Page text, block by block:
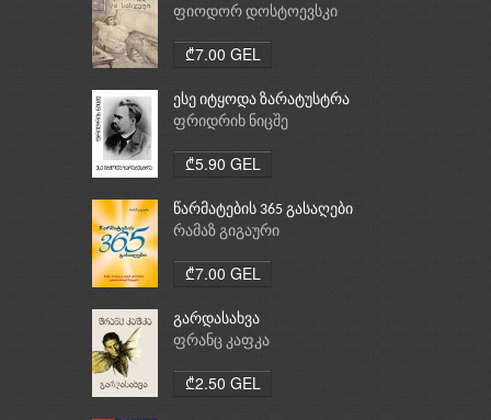
ფიოდორ დოსტოევსკი
₾7.00 GEL
ესე იტყოდა ზარატუსტრა
ფრიდრიხ ნიცშე
₾5.90 GEL
წარმატების 365 გასაღები
რამაზ გიგაური
₾7.00 GEL
გარდასახვა
ფრანც კაფკა
₾2.50 GEL